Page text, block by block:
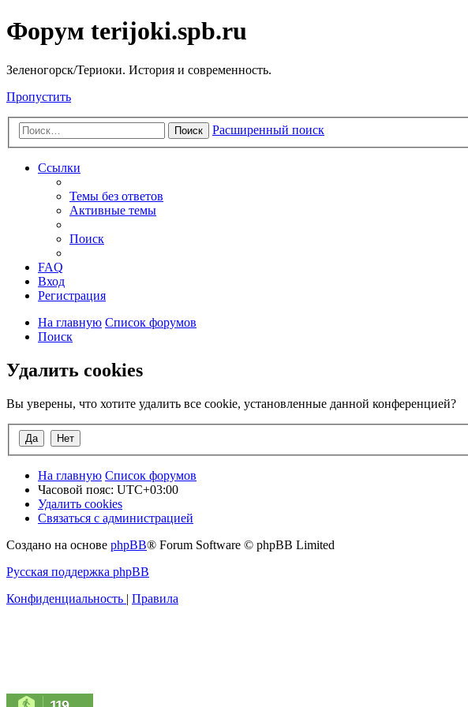
Форум terijoki.spb.ru
Зеленогорск/Териоки. История и современность.
Пропустить
Поиск Расширенный поиск
Ссылки
Темы без ответов
Активные темы
Поиск
FAQ
Вход
Регистрация
На главную Список форумов
Поиск
Удалить cookies
Вы уверены, что хотите удалить все cookie, установленные данной конференцией?
На главную Список форумов
Часовой пояс: UTC+03:00
Удалить cookies
Связаться с администрацией
Создано на основе phpBB® Forum Software © phpBB Limited
Русская поддержка phpBB
Конфиденциальность | Правила